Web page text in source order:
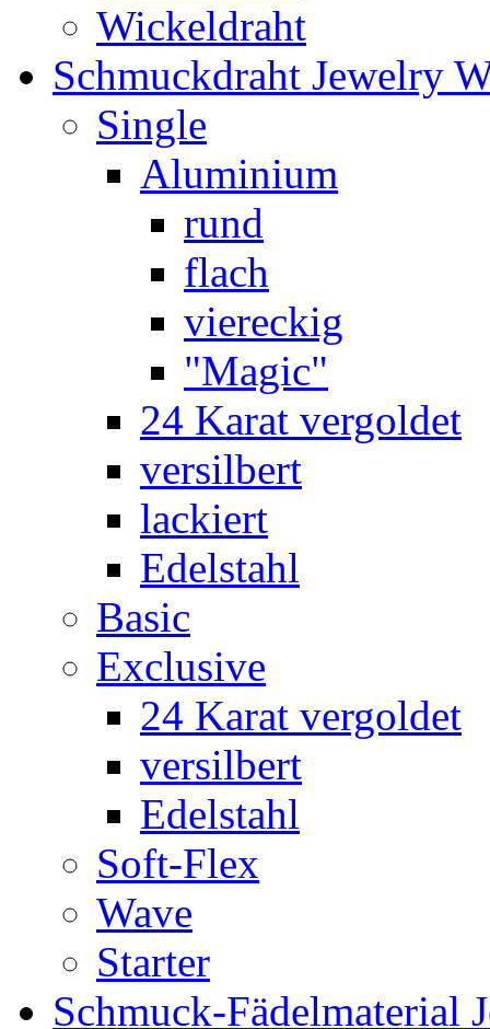
Wickeldraht
Schmuckdraht Jewelry
Single
Aluminium
rund
flach
viereckig
"Magic"
24 Karat vergoldet
versilbert
lackiert
Edelstahl
Basic
Exclusive
24 Karat vergoldet
versilbert
Edelstahl
Soft-Flex
Wave
Starter
Schmuck-Fädelmaterial